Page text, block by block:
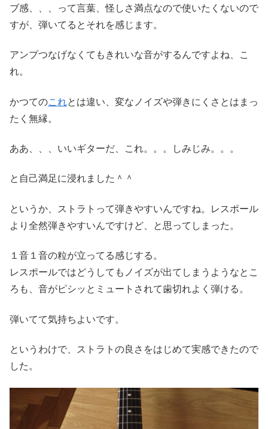
ブ感、、、って言葉、怪しさ満点なので使いたくないので
すが、弾いてるとそれを感じます。
アンプつなげなくてもきれいな音がするんですよね、こ
れ。
かつてのこれとは違い、変なノイズや弾きにくさとはまっ
たく無縁。
ああ、、、いいギターだ、これ。。。しみじみ。。。
と自己満足に浸れました＾＾
というか、ストラトって弾きやすいんですね。レスポール
より全然弾きやすいんですけど、と思ってしまった。
１音１音の粒が立ってる感じする。
レスポールではどうしてもノイズが出てしまうようなとこ
ろも、音がピシッとミュートされて歯切れよく弾ける。
弾いてて気持ちよいです。
というわけで、ストラトの良さをはじめて実感できたので
した。